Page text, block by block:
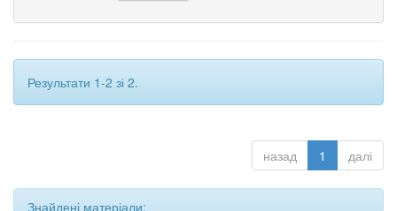
Результати 1-2 зі 2.
назад 1 далі
Знайдені матеріали: